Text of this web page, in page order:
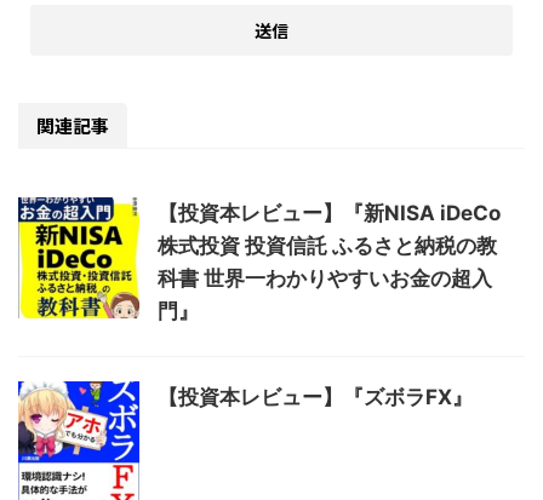
関連記事
【投資本レビュー】『新NISA iDeCo
株式投資 投資信託 ふるさと納税の教
科書 世界一わかりやすいお金の超入
門』
【投資本レビュー】『ズボラFX』